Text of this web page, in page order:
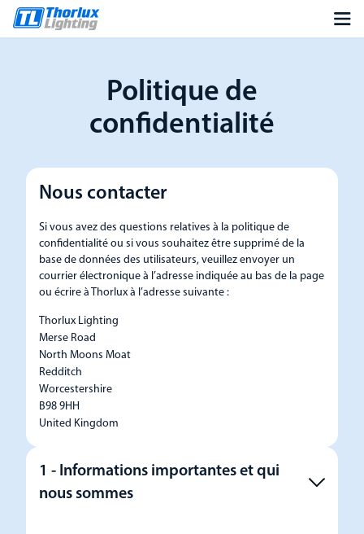
Politique de
confidentialité
Nous contacter
Si vous avez des questions relatives à la politique de
confidentialité ou si vous souhaitez être supprimé de la
base de données des utilisateurs, veuillez envoyer un
courrier électronique à l’adresse indiquée au bas de la page
ou écrire à Thorlux à l’adresse suivante :
Thorlux Lighting
Merse Road
North Moons Moat
Redditch
Worcestershire
B98 9HH
United Kingdom
1 - Informations importantes et qui
nous sommes